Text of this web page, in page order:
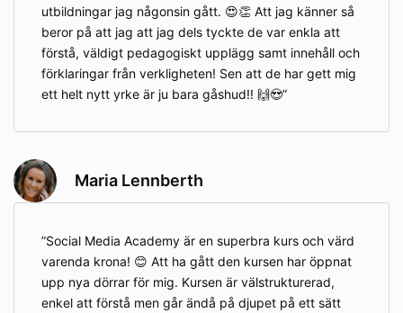
utbildningar jag någonsin gått. 😍👏 Att jag känner så
beror på att jag att jag dels tyckte de var enkla att
förstå, väldigt pedagogiskt upplägg samt innehåll och
förklaringar från verkligheten! Sen att de har gett mig
ett helt nytt yrke är ju bara gåshud!! 🙌😍
Maria Lennberth
Social Media Academy är en superbra kurs och värd
varenda krona! 😊 Att ha gått den kursen har öppnat
upp nya dörrar för mig. Kursen är välstrukturerad,
enkel att förstå men går ändå på djupet på ett sätt